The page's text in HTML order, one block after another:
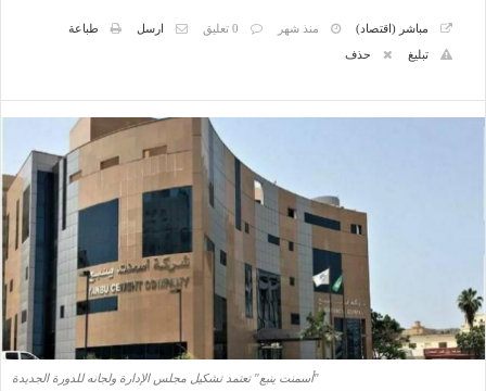
مباشر (اقتصاد) منذ شهر 0 تعليق ارسل
طباعة
تبليغ
حذف
"أسمنت ينبع" تعتمد تشكيل مجلس الإدارة ولجانه للدورة الجديدة